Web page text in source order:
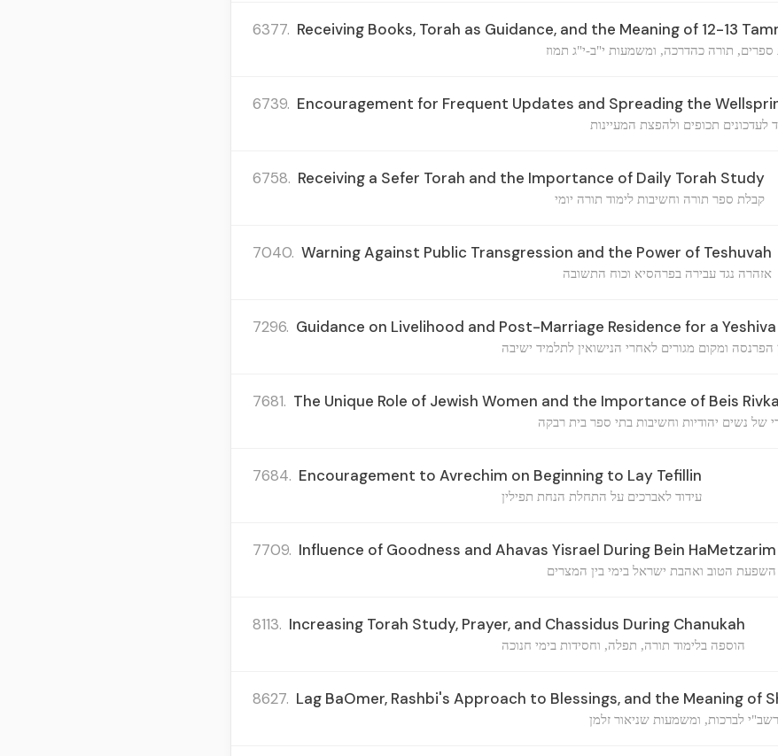
6377. Receiving Books, Torah as Guidance, and the Meaning of 12-13
תורה כהדרכה, ומשמעות י"ב-י"ג תמוז
6739. Encouragement for Frequent Updates and Spreading the
לעדכונים תכופים ולהפצת המעיינות
6758. Receiving a Sefer Torah and the Importance of Daily Torah Study
קבלת ספר תורה וחשיבות לימוד תורה יומי
7040. Warning Against Public Transgression and the Power of Teshuvah
אזהרה נגד עבירה בפרהסיא וכוח התשובה
7296. Guidance on Livelihood and Post-Marriage Residence for a
הפרנסה ומקום מגורים לאחרי הנישואין לתלמיד ישיבה
7681. The Unique Role of Jewish Women and the Importance of Beis
של נשים יהודיות וחשיבות בתי ספר בית רבקה
7684. Encouragement to Avrechim on Beginning to Lay Tefillin
עידוד לאברכים על התחלת הנחת תפילין
7709. Influence of Goodness and Ahavas Yisrael During Bein HaMetzarim
השפעת הטוב ואהבת ישראל בימי בין המצרים
8113. Increasing Torah Study, Prayer, and Chassidus During Chanukah
הוספה בלימוד תורה, תפלה, וחסידות בימי חנוכה
8627. Lag BaOmer, Rashbi's Approach to Blessings, and the Meaning of
לברכות, ומשמעות שניאור זלמן